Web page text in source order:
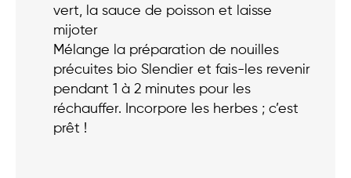
vert, la sauce de poisson et laisse
mijoter
Mélange la préparation de nouilles
précuites bio Slendier et fais-les revenir
pendant 1 à 2 minutes pour les
réchauffer. Incorpore les herbes ; c’est
prêt !